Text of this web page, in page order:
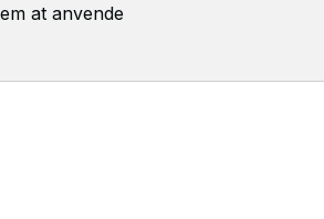
at anvende